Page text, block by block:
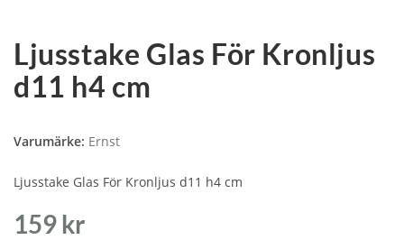
Ljusstake Glas För Kronljus
d11 h4 cm
Varumärke: Ernst
Ljusstake Glas För Kronljus d11 h4 cm
159 kr